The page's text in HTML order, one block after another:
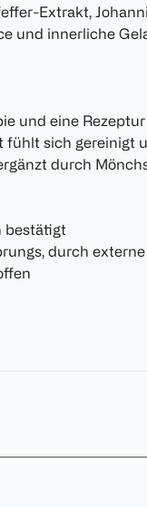
Extrakt,
und innerliche
und eine
fühlt sich gereinigt
durch
bestätigt
durch